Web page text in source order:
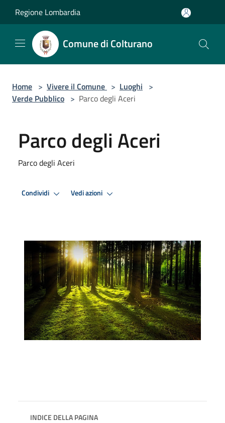
Regione Lombardia
Comune di Colturano
Home > Vivere il Comune > Luoghi >
Verde Pubblico > Parco degli Aceri
Parco degli Aceri
Parco degli Aceri
Condividi Vedi azioni
INDICE DELLA PAGINA